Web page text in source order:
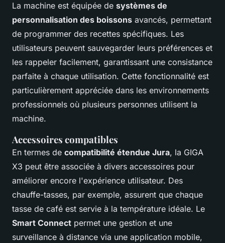
La machine est équipée de systèmes de
personnalisation des boissons avancés, permettant
de programmer des recettes spécifiques. Les
utilisateurs peuvent sauvegarder leurs préférences et
les rappeler facilement, garantissant une consistance
parfaite à chaque utilisation. Cette fonctionnalité est
particulièrement appréciée dans les environnements
professionnels où plusieurs personnes utilisent la
machine.
Accessoires compatibles
En termes de compatibilité étendue Jura, la GIGA
X3 peut être associée à divers accessoires pour
améliorer encore l'expérience utilisateur. Des
chauffe-tasses, par exemple, assurent que chaque
tasse de café est servie à la température idéale. Le
Smart Connect permet une gestion et une
surveillance à distance via une application mobile,